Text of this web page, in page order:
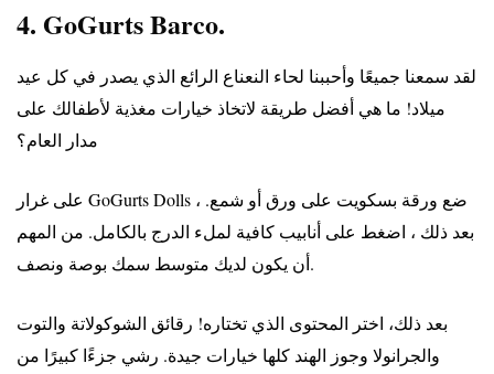
4. GoGurts Barco.
لقد سمعنا جميعًا وأحببنا لحاء النعناع الرائع الذي يصدر في كل عيد
ميلاد! ما هي أفضل طريقة لاتخاذ خيارات مغذية لأطفالك على
مدار العام؟
على غرار GoGurts Dolls ، ضع ورقة بسكويت على ورق أو شمع.
بعد ذلك ، اضغط على أنابيب كافية لملء الدرج بالكامل. من المهم
أن يكون لديك متوسط سمك بوصة ونصف.
بعد ذلك، اختر المحتوى الذي تختاره! رقائق الشوكولاتة والتوت
والجرانولا وجوز الهند كلها خيارات جيدة. رشي جزءًا كبيرًا من